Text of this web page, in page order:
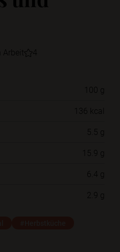
Arbeit 4
100 g
136 kcal
5.5 g
15.9 g
6.4 g
2.9 g